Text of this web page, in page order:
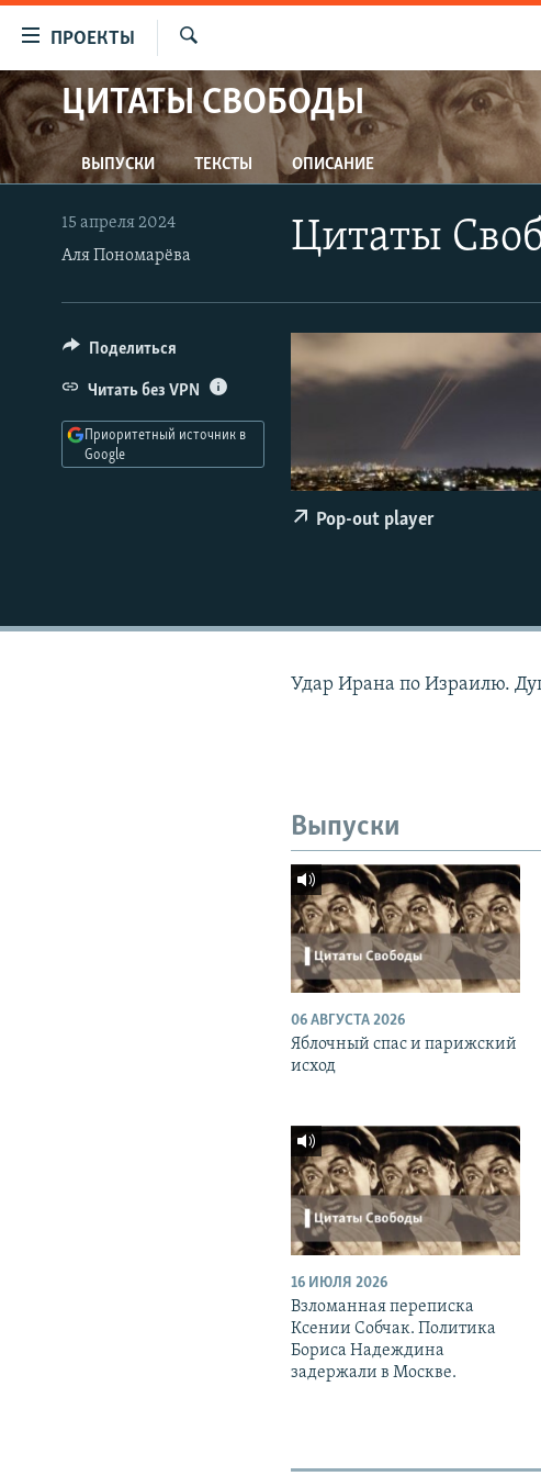
упрощенного
доступа
Вернуться
к
основному
содержанию
навигации
Вернутся
ПРОЕКТЫ
ПРОГРАММЫ
ПОДКАСТЫ
АВТОРСКИЕ ПРОЕКТЫ
ЦИТАТЫ СВОБОДЫ
МНЕНИЯ
КУЛЬТУРА
IDEL.РЕАЛИИ
КАВКАЗ.РЕАЛИИ
СЕВЕР.РЕАЛИИ
СИБИРЬ.РЕАЛИИ
Искать
ЦИТАТЫ СВОБОДЫ
ВЫПУСКИ ТЕКСТЫ ОПИСАНИЕ
Цитаты
15 апреля 2024
Аля Пономарёва
Pop-out player
Поделиться
Читать без VPN
Приоритетный источник в
Google
Удар Ирана по Израилю.
Выпуски
06 АВГУСТА 2026
Яблочный спас и парижский
исход
16 ИЮЛЯ 2026
Взломанная переписка
Ксении Собчак. Политика
Бориса Надеждина
задержали в Москве.